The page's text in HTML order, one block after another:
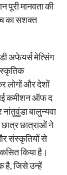
पूरी मानवता की
का सशक्त
अफेयर्स मेत्सिंग
लोगों और देशों
कमीशन ऑफ द
बालुन्यवा
छात्र छात्राओं ने
संस्कृतियों से
किया है।
है, जिसे उन्हें